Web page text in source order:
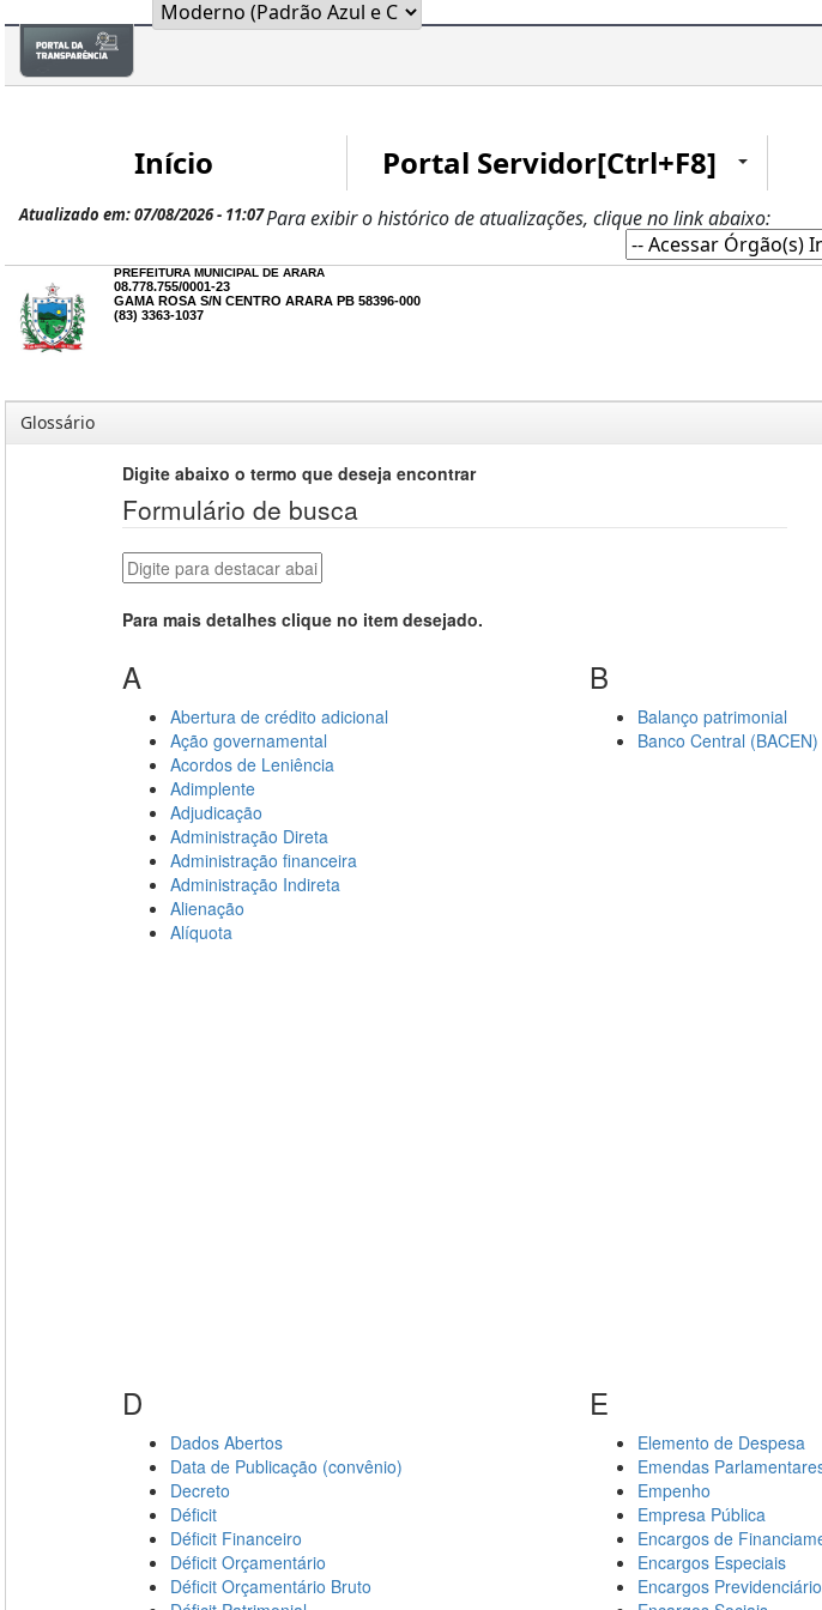
Início Portal Servidor[Ctrl+F8]
Para exibir o histórico de atualizações, clique no link abaixo:
Atualizado em: 07/08/2026 - 11:07
PREFEITURA MUNICIPAL DE ARARA
08.778.755/0001-23
GAMA ROSA S/N CENTRO ARARA PB 58396-000
(83) 3363-1037
Glossário